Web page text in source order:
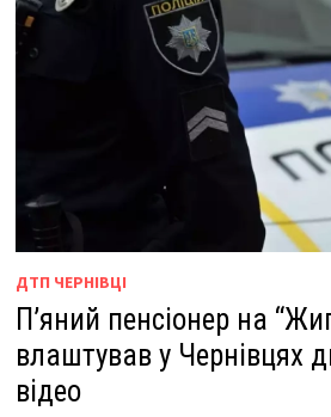
ДТП ЧЕРНІВЦІ
П’яний пенсіонер на
влаштував у Чернівцях
відео